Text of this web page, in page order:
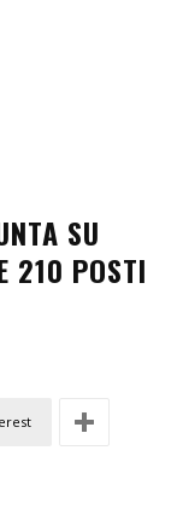
SU
210 POSTI